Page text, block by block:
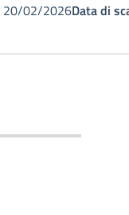
20/02/2026Data di